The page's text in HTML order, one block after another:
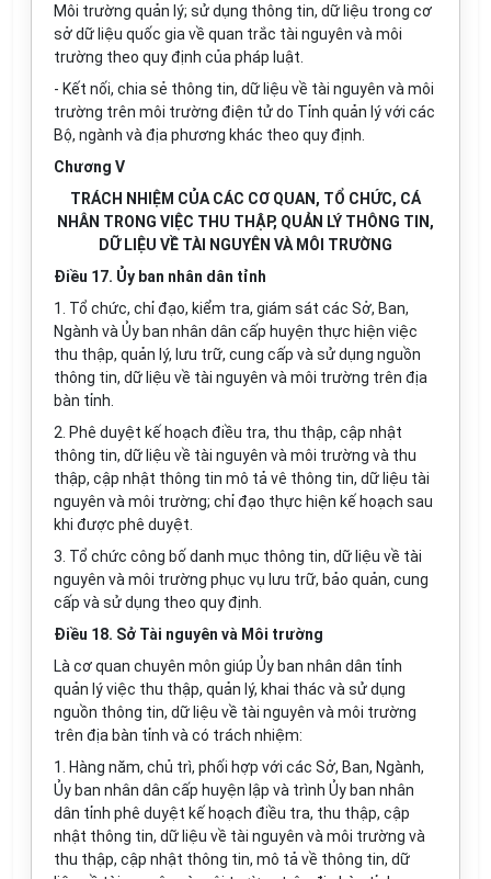
Môi trường quản lý; sử dụng thông tin, dữ liệu trong cơ
sở dữ liệu quốc gia về quan trắc tài nguyên và môi
trường theo quy định của pháp luật.
- Kết nối, chia sẻ thông tin, dữ liệu về tài nguyên và môi
trường trên môi trường điện tử do Tỉnh quản lý với các
Bộ, ngành và địa phương khác theo quy định.
Chương V
TRÁCH NHIỆM CỦA CÁC CƠ QUAN, TỔ CHỨC, CÁ
NHÂN TRONG VIỆC THU THẬP, QUẢN LÝ THÔNG TIN,
DỮ LIỆU VỀ TÀI NGUYÊN VÀ MÔI TRƯỜNG
Điều 17. Ủy ban nhân dân tỉnh
1. Tổ chức, chỉ đạo, kiểm tra, giám sát các Sở, Ban,
Ngành và Ủy ban nhân dân cấp huyện thực hiện việc
thu thập, quản lý, lưu trữ, cung cấp và sử dụng nguồn
thông tin, dữ liệu về tài nguyên và môi trường trên địa
bàn tỉnh.
2. Phê duyệt kế hoạch điều tra, thu thập, cập nhật
thông tin, dữ liệu về tài nguyên và môi trường và thu
thập, cập nhật thông tin mô tả vê thông tin, dữ liệu tài
nguyên và môi trường; chỉ đạo thực hiện kế hoạch sau
khi được phê duyệt.
3. Tổ chức công bố danh mục thông tin, dữ liệu về tài
nguyên và môi trường phục vụ lưu trữ, bảo quản, cung
cấp và sử dụng theo quy định.
Điều 18. Sở Tài nguyên và Môi trường
Là cơ quan chuyên môn giúp Ủy ban nhân dân tỉnh
quản lý việc thu thập, quản lý, khai thác và sử dụng
nguồn thông tin, dữ liệu về tài nguyên và môi trường
trên địa bàn tỉnh và có trách nhiệm:
1. Hàng năm, chủ trì, phối hợp với các Sở, Ban, Ngành,
Ủy ban nhân dân cấp huyện lập và trình Ủy ban nhân
dân tỉnh phê duyệt kế hoạch điều tra, thu thập, cập
nhật thông tin, dữ liệu về tài nguyên và môi trường và
thu thập, cập nhật thông tin, mô tả về thông tin, dữ